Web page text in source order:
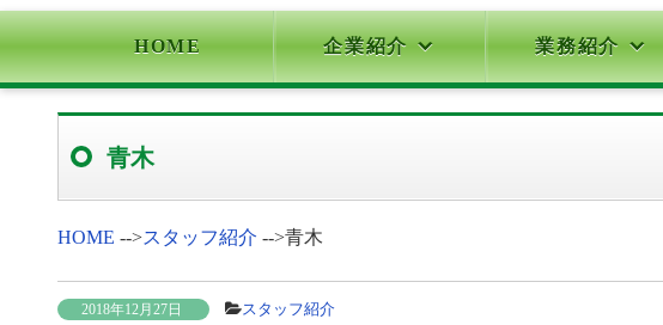
HOME 企業紹介 業務紹介
青木
HOME -->スタッフ紹介 -->青木
2018年12月27日 スタッフ紹介